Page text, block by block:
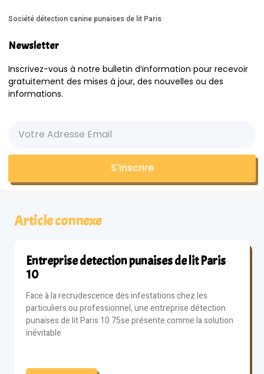
Société détection canine punaises de lit Paris
Newsletter
Inscrivez-vous à notre bulletin d’information pour recevoir
gratuitement des mises à jour, des nouvelles ou des
informations.
S'inscrire
Article connexe
Entreprise detection punaises de lit Paris
10
Face à la recrudescence des infestations chez les
particuliers ou professionnel, une entreprise détection
punaises de lit Paris 10 75se présente comme la solution
inévitable